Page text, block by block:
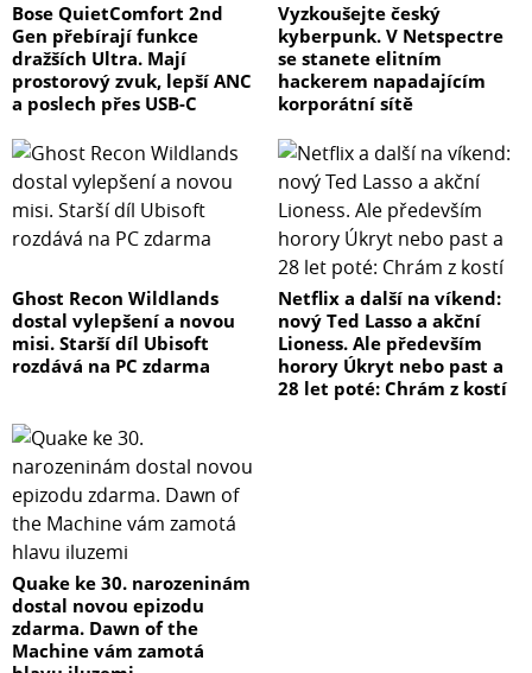
Bose QuietComfort 2nd
Gen přebírají funkce
dražších Ultra. Mají
prostorový zvuk, lepší ANC
a poslech přes USB-C
Vyzkoušejte český
kyberpunk. V Netspectre
se stanete elitním
hackerem napadajícím
korporátní sítě
Ghost Recon Wildlands
dostal vylepšení a novou
misi. Starší díl Ubisoft
rozdává na PC zdarma
Netflix a další na víkend:
nový Ted Lasso a akční
Lioness. Ale především
horory Úkryt nebo past a
28 let poté: Chrám z kostí
Quake ke 30. narozeninám
dostal novou epizodu
zdarma. Dawn of the
Machine vám zamotá